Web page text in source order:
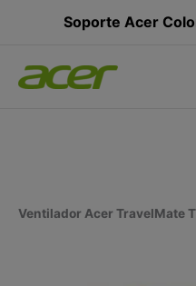
Soporte Acer
Ventilador Acer TravelMate